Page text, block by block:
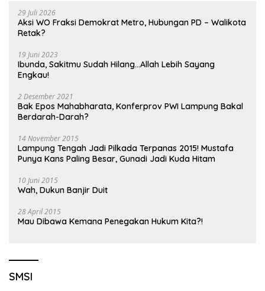
29 Juli 2026
Aksi WO Fraksi Demokrat Metro, Hubungan PD – Walikota
Retak?
19 Juni 2023
Ibunda, Sakitmu Sudah Hilang…Allah Lebih Sayang
Engkau!
2 Desember 2021
Bak Epos Mahabharata, Konferprov PWI Lampung Bakal
Berdarah-Darah?
14 November 2015
Lampung Tengah Jadi Pilkada Terpanas 2015! Mustafa
Punya Kans Paling Besar, Gunadi Jadi Kuda Hitam
10 Juni 2015
Wah, Dukun Banjir Duit
28 April 2015
Mau Dibawa Kemana Penegakan Hukum Kita?!
SMSI